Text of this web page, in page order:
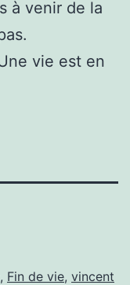
à venir de la
vie est en
, Fin de vie, vincent